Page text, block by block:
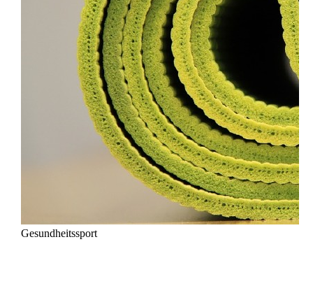
Gesundheitssport